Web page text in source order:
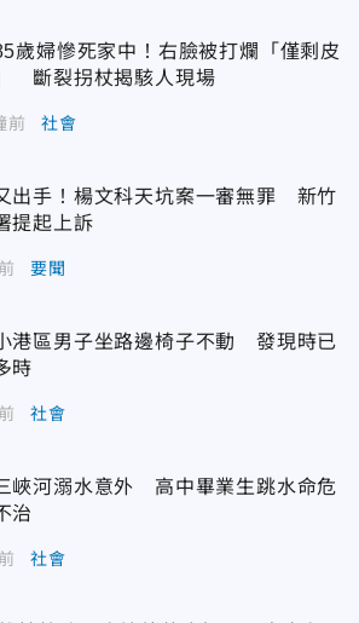
歲婦慘死家中！右臉被打爛「僅剩皮
斷裂拐杖揭駭人現場
前 社會
出手！楊文科天坑案一審無罪 新竹
提起上訴
要聞
港區男子坐路邊椅子不動 發現時已
時
社會
峽河溺水意外 高中畢業生跳水命危
治
社會